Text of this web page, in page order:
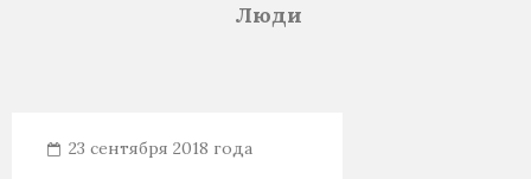
Люди
23 сентября 2018 года